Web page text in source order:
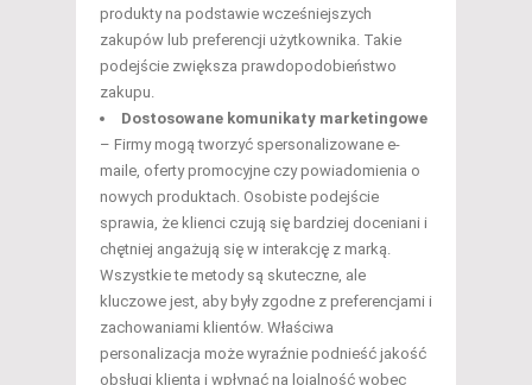
produkty na podstawie wcześniejszych
zakupów lub preferencji użytkownika. Takie
podejście zwiększa prawdopodobieństwo
zakupu.
Dostosowane komunikaty marketingowe
– Firmy mogą tworzyć spersonalizowane e-
maile, oferty promocyjne czy powiadomienia o
nowych produktach. Osobiste podejście
sprawia, że klienci czują się bardziej doceniani i
chętniej angażują się w interakcję z marką.
Wszystkie te metody są skuteczne, ale
kluczowe jest, aby były zgodne z preferencjami i
zachowaniami klientów. Właściwa
personalizacja może wyraźnie podnieść jakość
obsługi klienta i wpłynąć na lojalność wobec